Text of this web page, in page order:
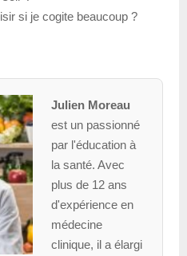
si je cogite beaucoup ?
Julien Moreau
est un passionné
par l'éducation à
la santé. Avec
plus de 12 ans
d'expérience en
médecine
clinique, il a élargi